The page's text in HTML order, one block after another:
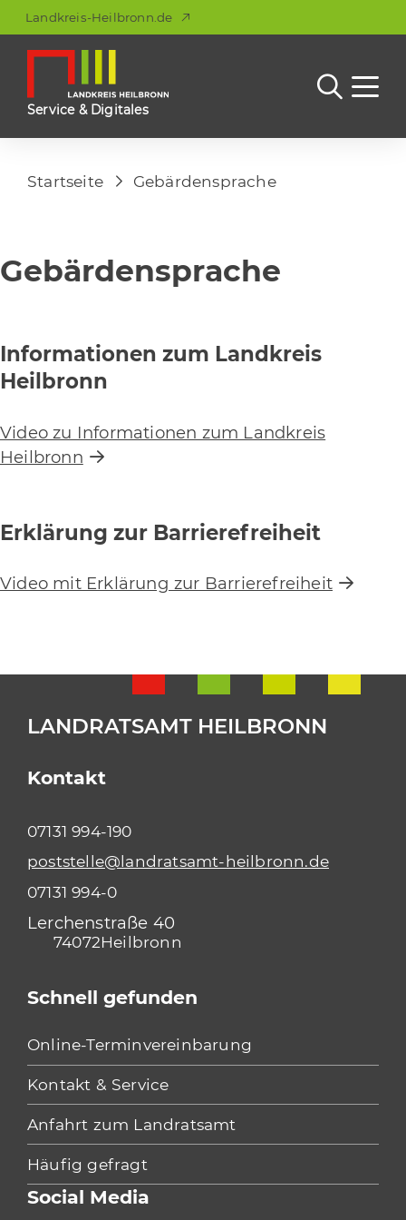
Landkreis-Heilbronn.de
Service & Digitales
Startseite Gebärdensprache
Gebärdensprache
Informationen zum Landkreis
Heilbronn
Video zu Informationen zum Landkreis
Heilbronn
Erklärung zur Barrierefreiheit
Video mit Erklärung zur Barrierefreiheit
LANDRATSAMT HEILBRONN
Kontakt
Lerchenstraße 40
74072Heilbronn
poststelle@landratsamt-heilbronn.de
07131 994-0
07131 994-190
Schnell gefunden
Online-Terminvereinbarung
Kontakt & Service
Anfahrt zum Landratsamt
Häufig gefragt
Social Media